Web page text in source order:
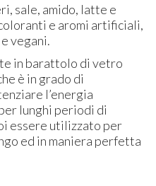
sale, amido, latte e
e aromi artificiali,
vegani.
in barattolo di vetro
è in grado di
l’energia
lunghi periodi di
essere utilizzato per
ed in maniera perfetta